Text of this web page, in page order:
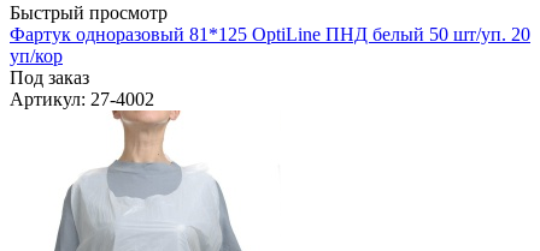
Быстрый просмотр
Фартук одноразовый 81*125 OptiLine ПНД белый 50 шт/уп. 20
уп/кор
Под заказ
Артикул: 27-4002